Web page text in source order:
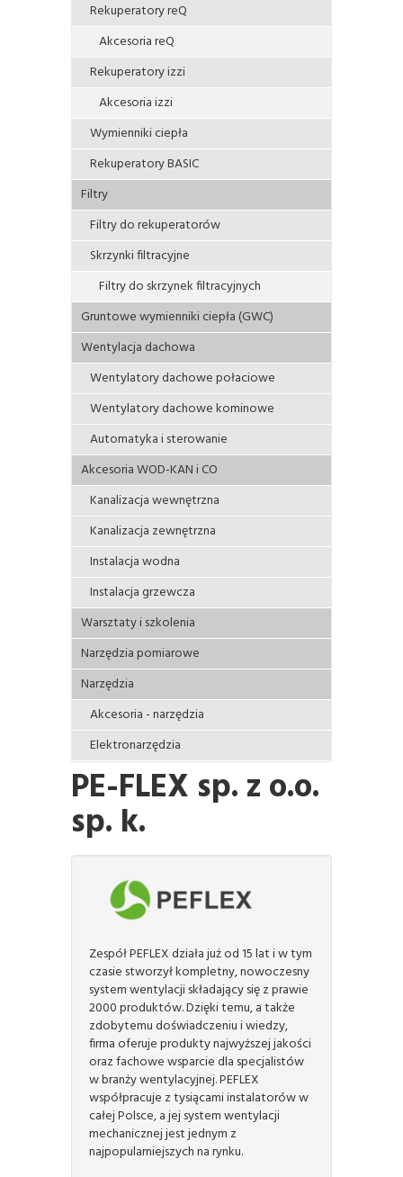
Rekuperatory reQ
Akcesoria reQ
Rekuperatory izzi
Akcesoria izzi
Wymienniki ciepła
Rekuperatory BASIC
Filtry
Filtry do rekuperatorów
Skrzynki filtracyjne
Filtry do skrzynek filtracyjnych
Gruntowe wymienniki ciepła (GWC)
Wentylacja dachowa
Wentylatory dachowe połaciowe
Wentylatory dachowe kominowe
Automatyka i sterowanie
Akcesoria WOD-KAN i CO
Kanalizacja wewnętrzna
Kanalizacja zewnętrzna
Instalacja wodna
Instalacja grzewcza
Warsztaty i szkolenia
Narzędzia pomiarowe
Narzędzia
Akcesoria - narzędzia
Elektronarzędzia
PE-FLEX sp. z o.o.
sp. k.
Zespół PEFLEX działa już od 15 lat i w tym
czasie stworzył kompletny, nowoczesny
system wentylacji składający się z prawie
2000 produktów. Dzięki temu, a także
zdobytemu doświadczeniu i wiedzy,
firma oferuje produkty najwyższej jakości
oraz fachowe wsparcie dla specjalistów
w branży wentylacyjnej. PEFLEX
współpracuje z tysiącami instalatorów w
całej Polsce, a jej system wentylacji
mechanicznej jest jednym z
najpopularniejszych na rynku.